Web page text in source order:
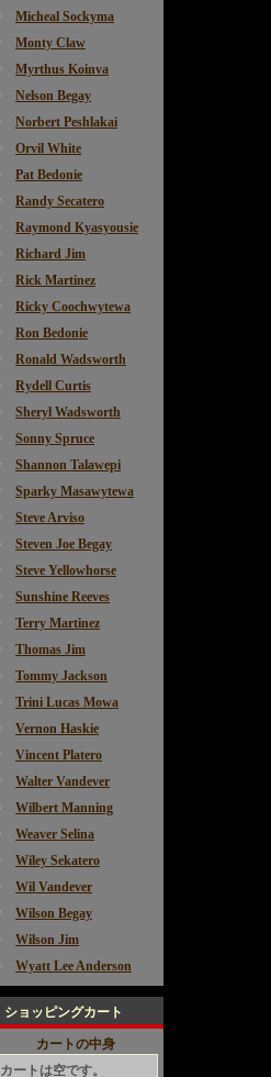
Micheal Sockyma
Monty Claw
Myrthus Koinva
Nelson Begay
Norbert Peshlakai
Orvil White
Pat Bedonie
Randy Secatero
Raymond Kyasyousie
Richard Jim
Rick Martinez
Ricky Coochwytewa
Ron Bedonie
Ronald Wadsworth
Rydell Curtis
Sheryl Wadsworth
Sonny Spruce
Shannon Talawepi
Sparky Masawytewa
Steve Arviso
Steven Joe Begay
Steve Yellowhorse
Sunshine Reeves
Terry Martinez
Thomas Jim
Tommy Jackson
Trini Lucas Mowa
Vernon Haskie
Vincent Platero
Walter Vandever
Wilbert Manning
Weaver Selina
Wiley Sekatero
Wil Vandever
Wilson Begay
Wilson Jim
Wyatt Lee Anderson
ショッピングカート
カートの中身
カートは空です。